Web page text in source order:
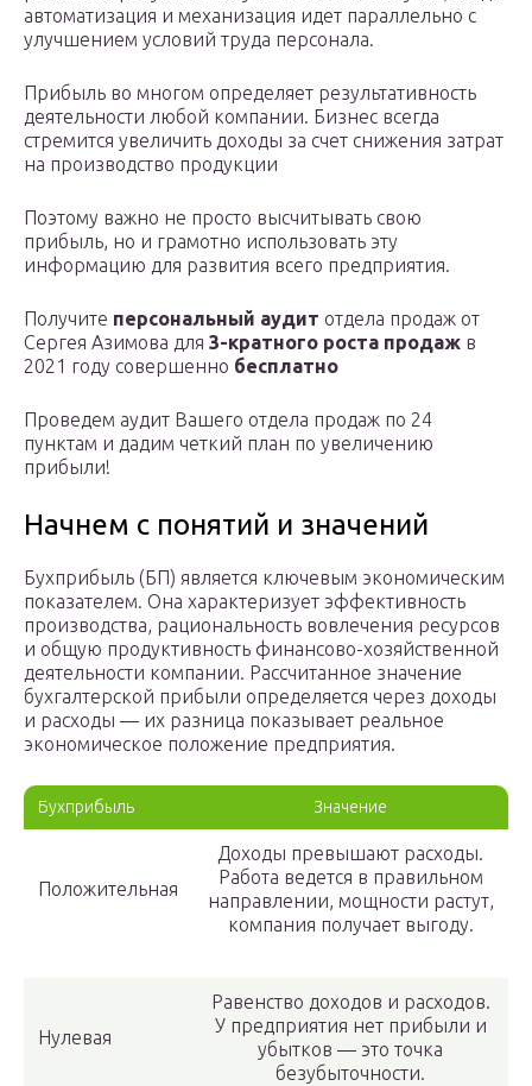
автоматизация и механизация идет параллельно с
улучшением условий труда персонала.
Прибыль во многом определяет результативность
деятельности любой компании. Бизнес всегда
стремится увеличить доходы за счет снижения затрат
на производство продукции
Поэтому важно не просто высчитывать свою
прибыль, но и грамотно использовать эту
информацию для развития всего предприятия.
Получите персональный аудит отдела продаж от
Сергея Азимова для 3-кратного роста продаж в
2021 году совершенно бесплатно
Проведем аудит Вашего отдела продаж по 24
пунктам и дадим четкий план по увеличению
прибыли!
Начнем с понятий и значений
Бухприбыль (БП) является ключевым экономическим
показателем. Она характеризует эффективность
производства, рациональность вовлечения ресурсов
и общую продуктивность финансово-хозяйственной
деятельности компании. Рассчитанное значение
бухгалтерской прибыли определяется через доходы
и расходы — их разница показывает реальное
экономическое положение предприятия.
Бухприбыль Значение
Положительная
Доходы превышают расходы.
Работа ведется в правильном
направлении, мощности растут,
компания получает выгоду.
Нулевая
Равенство доходов и расходов.
У предприятия нет прибыли и
убытков — это точка
безубыточности.